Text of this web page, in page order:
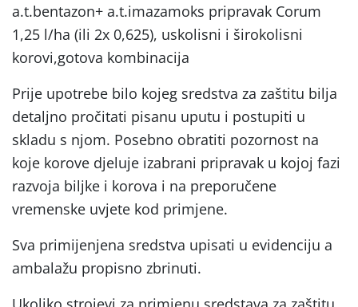
a.t.bentazon+ a.t.imazamoks pripravak Corum
1,25 l/ha (ili 2x 0,625), uskolisni i širokolisni
korovi,gotova kombinacija
Prije upotrebe bilo kojeg sredstva za zaštitu bilja
detaljno pročitati pisanu uputu i postupiti u
skladu s njom. Posebno obratiti pozornost na
koje korove djeluje izabrani pripravak u kojoj fazi
razvoja biljke i korova i na preporučene
vremenske uvjete kod primjene.
Sva primijenjena sredstva upisati u evidenciju a
ambalažu propisno zbrinuti.